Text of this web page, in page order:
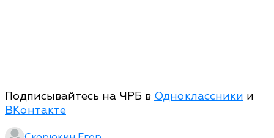
Подписывайтесь на ЧРБ в Одноклассники и
ВКонтакте